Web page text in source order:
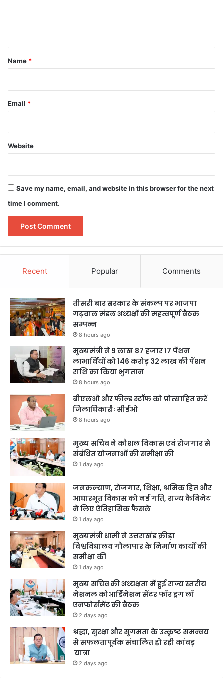
*
Name *
Email *
Website
Save my name, email, and website in this browser for the next
time I comment.
Recent Popular Comments
तीसरी बार सरकार के संकल्प पर भाजपा
गढ़वाल मंडल अध्यक्षों की महत्वपूर्ण बैठक
सम्पन्न
8 hours ago
मुख्यमंत्री ने 9 लाख 87 हजार 17 पेंशन
लाभार्थियों को 146 करोड़ 32 लाख की पेंशन
राशि का किया भुगतान
8 hours ago
बीएलओ और फील्ड स्टॉफ को प्रोत्साहित करें
जिलाधिकारीः सीईओ
8 hours ago
मुख्य सचिव ने कौशल विकास एवं रोजगार से
संबंधित योजनाओं की समीक्षा की
1 day ago
जनकल्याण, रोजगार, शिक्षा, श्रमिक हित और
आधारभूत विकास को नई गति, राज्य कैबिनेट
ने लिए ऐतिहासिक फैसले
1 day ago
मुख्यमंत्री धामी ने उत्तराखंड क्रीड़ा
विश्वविद्यालय गौलापार के निर्माण कार्यों की
समीक्षा की
1 day ago
मुख्य सचिव की अध्यक्षता में हुई राज्य स्तरीय
नेशनल कोआर्डिनेशन सेंटर फॉर ड्रग लॉ
एनफोर्समेंट की बैठक
2 days ago
श्रद्धा, सुरक्षा और सुगमता के उत्कृष्ट समन्वय
से सफलतापूर्वक संचालित हो रही कांवड़
यात्रा
2 days ago